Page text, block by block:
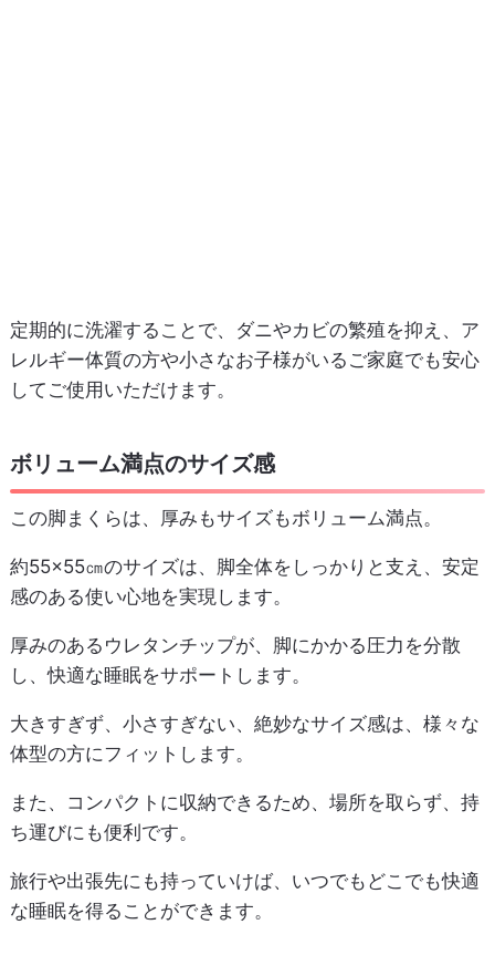
定期的に洗濯することで、ダニやカビの繁殖を抑え、ア
レルギー体質の方や小さなお子様がいるご家庭でも安心
してご使用いただけます。
ボリューム満点のサイズ感
この脚まくらは、厚みもサイズもボリューム満点。
約55×55㎝のサイズは、脚全体をしっかりと支え、安定
感のある使い心地を実現します。
厚みのあるウレタンチップが、脚にかかる圧力を分散
し、快適な睡眠をサポートします。
大きすぎず、小さすぎない、絶妙なサイズ感は、様々な
体型の方にフィットします。
また、コンパクトに収納できるため、場所を取らず、持
ち運びにも便利です。
旅行や出張先にも持っていけば、いつでもどこでも快適
な睡眠を得ることができます。